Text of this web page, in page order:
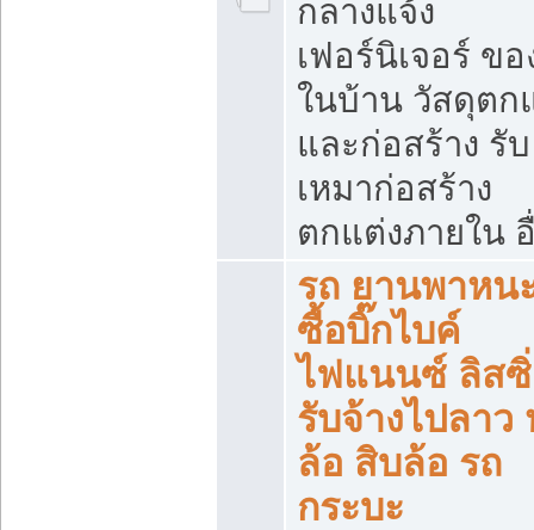
กลางแจ้ง
เฟอร์นิเจอร์ ขอ
ในบ้าน วัสดุตก
และก่อสร้าง รับ
เหมาก่อสร้าง
ตกแต่งภายใน
รถ ยานพาหน
ซื้อบิ๊กไบค์
ไฟแนนซ์ ลิส
รับจ้างไปลาว
ล้อ สิบล้อ รถ
กระบะ